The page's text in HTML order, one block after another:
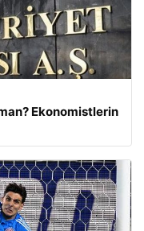
Ekonomistlerin